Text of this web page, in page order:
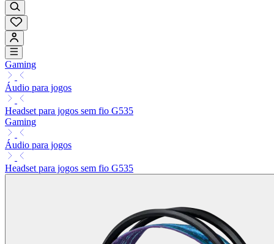
Gaming
Áudio para jogos
Headset para jogos sem fio G535
Gaming
Áudio para jogos
Headset para jogos sem fio G535